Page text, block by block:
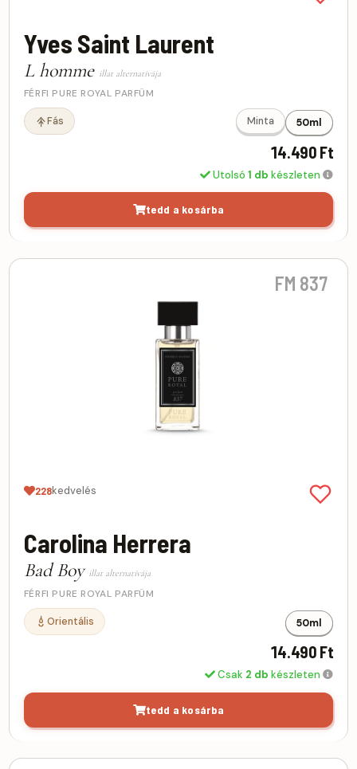
Yves Saint Laurent
L homme illat alternatívája
FÉRFI PURE ROYAL PARFÜM
Fás Minta 50ml
14.490 Ft
Utolsó1 db készleten
tedd a kosárba
FM 837
228kedvelés
Carolina Herrera
Bad Boy illat alternatívája
FÉRFI PURE ROYAL PARFÜM
Orientális 50ml
14.490 Ft
Csak 2 db készleten
tedd a kosárba